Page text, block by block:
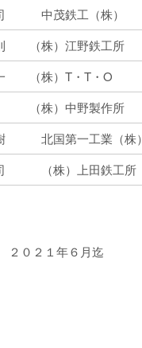
鉄工（株）
）江野鉄工所
）T・T・O
）中野製作所
第一工業（株）
）上田鉄工所
０２１年６月迄